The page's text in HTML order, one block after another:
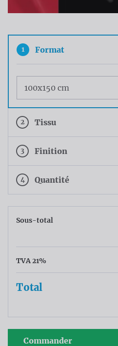
1 Format
2 Tissu
3 Finition
4 Quantité
Sous-total
TVA 21%
Total
Commander